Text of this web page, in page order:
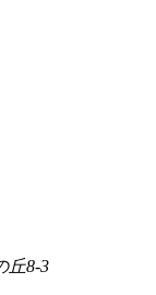
丘8-3